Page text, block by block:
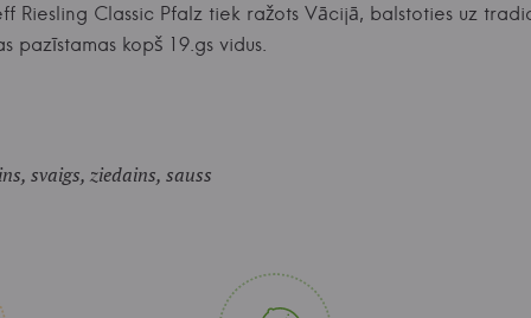
Riesling Classic Pfalz tiek ražots Vācijā, balstoties uz
pazīstamas kopš 19.gs vidus.
svaigs, ziedains, sauss